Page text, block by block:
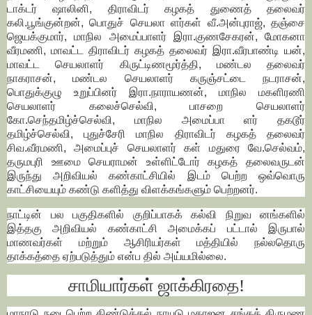
டாக்டர் ஷாலினி, திராவிடர் கழகத் துணைத் தலைவர்
கலி.பூங்குன்றன், பொதுச் செயலா ளர்கள் வீ.அன்புராஜ், தஞ்சை
ஜெயக்குமார், மாநில அமைப்பாளர் இரா.குணசேகரன், மோகனா
வீரமணி, மாவட்ட திராவிடர் கழகத் தலைவர் இரா.வீரபாண்டி யன்,
மாவட்ட செயலாளர் கிருட்டிணமூர்த்தி, மண்டல தலைவர்
நாகராசன், மண்டல செயலாளர் கருஞ்சட்டை நடராசன்,
பொதுக்குழு உறுப்பினர் இரா.நாராயணன், மாநில மகளிரணி
செயலாளர் கலைச்செல்வி, பாசறை செயலாளர்
கோ.செந்தமிழ்ச்செல்வி, மாநில அமைப்பா ளர் தகடூர்
தமிழ்ச்செல்வி, புதுச்சேரி மாநில திராவிடர் கழகத் தலைவர்
சிவ.வீரமணி, அமைப்புச் செயலாளர் கள் மதுரை வே.செல்வம்,
தருமபுரி ஊமை செயராமன் உள்ளிட்டோர் கழகத் தலைவருடன்
இருந்து அறிவியல் கண்காட்சியில் இடம் பெற்ற ஒவ்வொரு
காட்சியையும் கண்டு களித்து விளக்கங்களும் பெற்றனர்.
நாட்டின் பல பகுதிகளில் குறிப்பாகக் கல்வி நிறுவ னங்களில்
இத்தகு அறிவியல் கண்காட்சி அமைக்கப் பட்டால் இருபால்
மாணவர்கள் மற்றும் ஆசிரியர்கள் மத்தியில் நல்லதொரு
தாக்கத்தை ஏற்படுத்தும் என்ப தில் அய்யமில்லை.
சாமியார்கள் ஜாக்கிரதை!